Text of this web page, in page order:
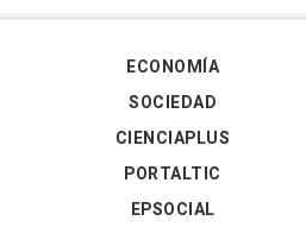
ECONOMÍA
SOCIEDAD
CIENCIAPLUS
PORTALTIC
EPSOCIAL